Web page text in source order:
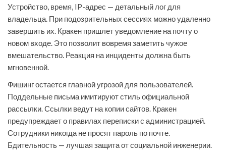
Устройство, время, IP-адрес — детальный лог для
владельца. При подозрительных сессиях можно удаленно
завершить их. Кракен пришлет уведомление на почту о
новом входе. Это позволит вовремя заметить чужое
вмешательство. Реакция на инциденты должна быть
мгновенной.
Фишинг остается главной угрозой для пользователей.
Поддельные письма имитируют стиль официальной
рассылки. Ссылки ведут на копии сайтов. Кракен
предупреждает о правилах переписки с администрацией.
Сотрудники никогда не просят пароль по почте.
Бдительность — лучшая защита от социальной инженерии.